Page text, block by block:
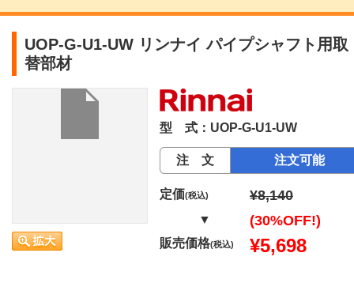
UOP-G-U1-UW リンナイ パイプシャフト用取
替部材
型 式：UOP-G-U1-UW
注 文 注文可能
定価(税込) ¥8,140
▼ (30%OFF!)
販売価格(税込) ¥5,698